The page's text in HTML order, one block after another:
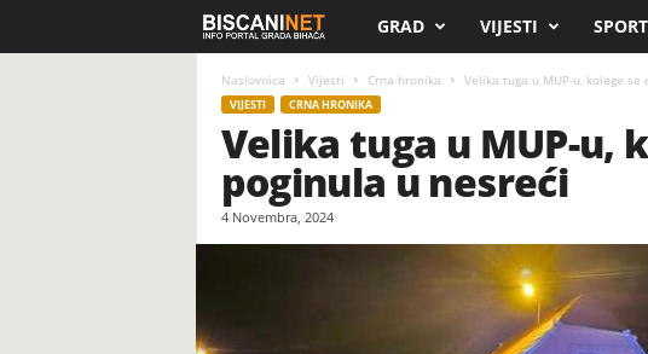
i
s
c
GRAD VIJESTI SPORT
Naslovnica Vijesti Crna hronika Velika tuga u MUP-u, kolege
VIJESTI CRNA HRONIKA
Velika tuga u MUP-u,
poginula u nesreći
4 Novembra, 2024